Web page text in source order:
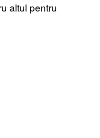
altul pentru